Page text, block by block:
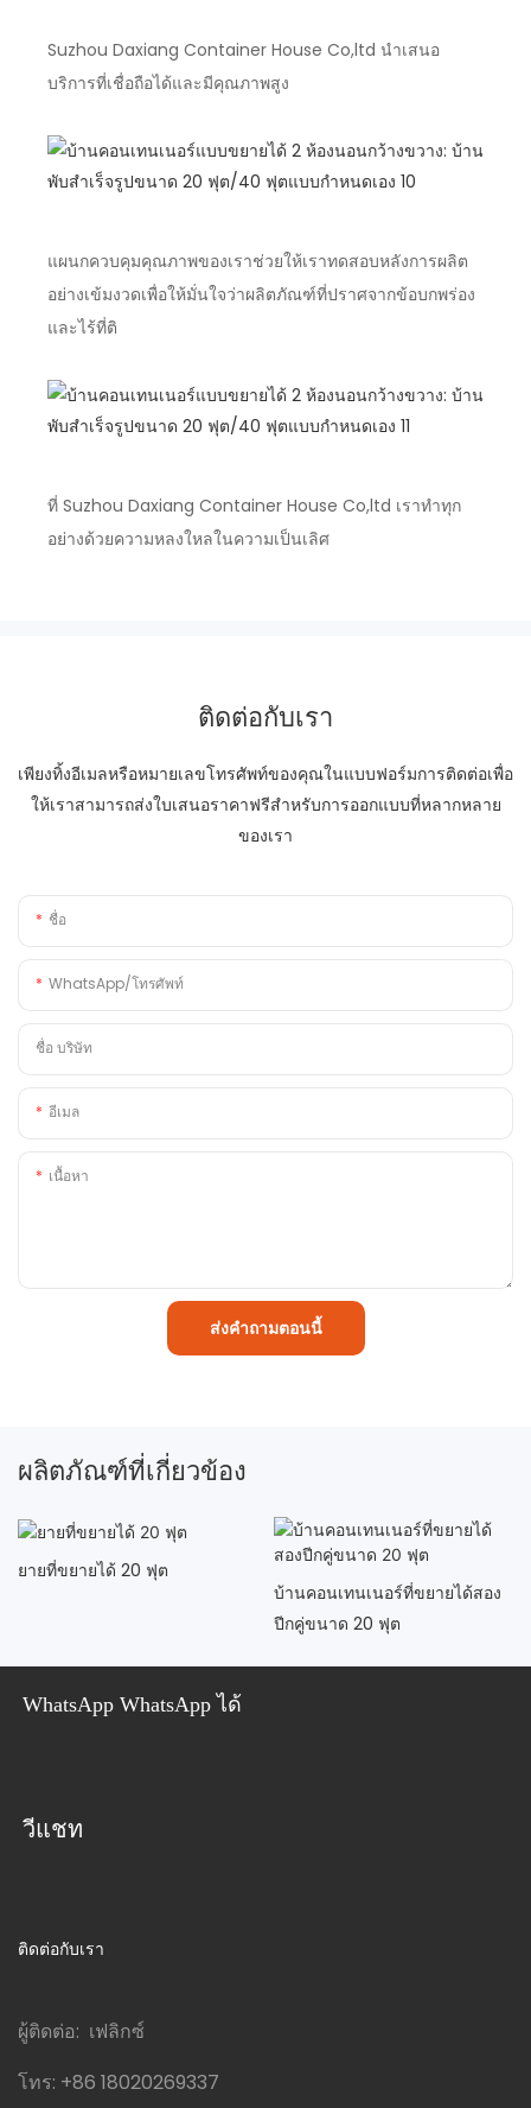
Suzhou Daxiang Container House Co,ltd นำเสนอ
บริการที่เชื่อถือได้และมีคุณภาพสูง
แผนกควบคุมคุณภาพของเราช่วยให้เราทดสอบหลังการผลิต
อย่างเข้มงวดเพื่อให้มั่นใจว่าผลิตภัณฑ์ที่ปราศจากข้อบกพร่อง
และไร้ที่ติ
ที่ Suzhou Daxiang Container House Co,ltd เราทำทุก
อย่างด้วยความหลงใหลในความเป็นเลิศ
ติดต่อกับเรา
เพียงทิ้งอีเมลหรือหมายเลขโทรศัพท์ของคุณในแบบฟอร์มการติดต่อเพื่อ
ให้เราสามารถส่งใบเสนอราคาฟรีสำหรับการออกแบบที่หลากหลาย
ของเรา
ชื่อ
WhatsApp/โทรศัพท์
ชื่อ บริษัท
อีเมล
เนื้อหา
ส่งคำถามตอนนี้
ผลิตภัณฑ์ที่เกี่ยวข้อง
ยายที่ขยายได้ 20 ฟุต
บ้านคอนเทนเนอร์ที่ขยายได้สอง
ปีกคู่ขนาด 20 ฟุต
WhatsApp WhatsApp ได้
วีแชท
ติดต่อกับเรา
ผู้ติดต่อ: เฟลิกซ์
โทร: +86 18020269337